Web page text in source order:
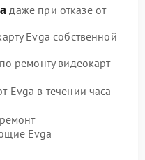
даже при отказе от
Evga собственной
ремонту видеокарт
Evga в течении часа
Evga